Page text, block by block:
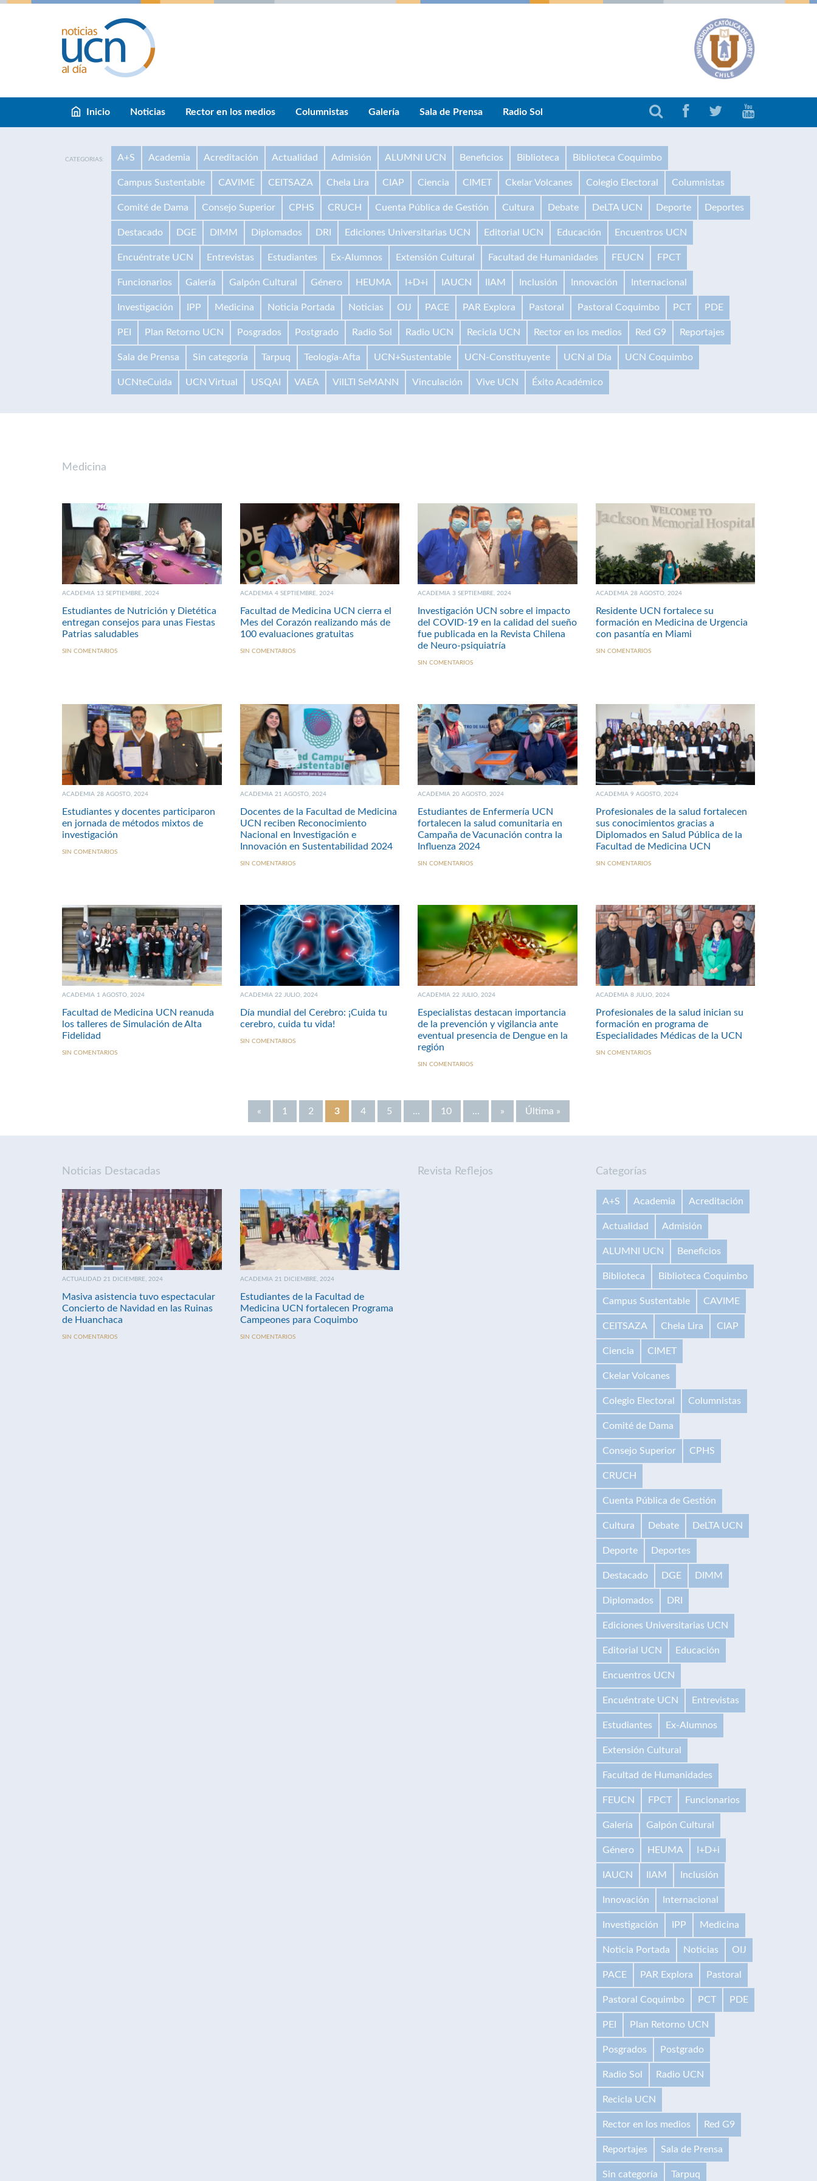
Inicio Noticias Rector en los medios Columnistas Galería Sala de Prensa Radio Sol
CATEGORIAS: A+S Academia Acreditación Actualidad Admisión ALUMNI UCN Beneficios Biblioteca Biblioteca Coquimbo
Campus Sustentable CAVIME CEITSAZA Chela Lira CIAP Ciencia CIMET Ckelar Volcanes Colegio Electoral Columnistas
Comité de Dama Consejo Superior CPHS CRUCH Cuenta Pública de Gestión Cultura Debate DeLTA UCN Deporte Deportes
Destacado DGE DIMM Diplomados DRI Ediciones Universitarias UCN Editorial UCN Educación Encuentros UCN
Encuéntrate UCN Entrevistas Estudiantes Ex-Alumnos Extensión Cultural Facultad de Humanidades FEUCN FPCT
Funcionarios Galería Galpón Cultural Género HEUMA I+D+i IAUCN IIAM Inclusión Innovación Internacional
Investigación IPP Medicina Noticia Portada Noticias OIJ PACE PAR Explora Pastoral Pastoral Coquimbo PCT PDE
PEI Plan Retorno UCN Posgrados Postgrado Radio Sol Radio UCN Recicla UCN Rector en los medios Red G9 Reportajes
Sala de Prensa Sin categoría Tarpuq Teología-Afta UCN+Sustentable UCN-Constituyente UCN al Día UCN Coquimbo
UCNteCuida UCN Virtual USQAI VAEA VilLTI SeMANN Vinculación Vive UCN Éxito Académico
Medicina
ACADEMIA 13 SEPTIEMBRE, 2024
Estudiantes de Nutrición y Dietética
entregan consejos para unas Fiestas
Patrias saludables
SIN COMENTARIOS
ACADEMIA 4 SEPTIEMBRE, 2024
Facultad de Medicina UCN cierra el
Mes del Corazón realizando más de
100 evaluaciones gratuitas
SIN COMENTARIOS
ACADEMIA 3 SEPTIEMBRE, 2024
Investigación UCN sobre el impacto
del COVID-19 en la calidad del sueño
fue publicada en la Revista Chilena
de Neuro-psiquiatría
SIN COMENTARIOS
ACADEMIA 28 AGOSTO, 2024
Residente UCN fortalece su
formación en Medicina de Urgencia
con pasantía en Miami
SIN COMENTARIOS
ACADEMIA 28 AGOSTO, 2024
Estudiantes y docentes participaron
en jornada de métodos mixtos de
investigación
SIN COMENTARIOS
ACADEMIA 21 AGOSTO, 2024
Docentes de la Facultad de Medicina
UCN reciben Reconocimiento
Nacional en Investigación e
Innovación en Sustentabilidad 2024
SIN COMENTARIOS
ACADEMIA 20 AGOSTO, 2024
Estudiantes de Enfermería UCN
fortalecen la salud comunitaria en
Campaña de Vacunación contra la
Influenza 2024
SIN COMENTARIOS
ACADEMIA 9 AGOSTO, 2024
Profesionales de la salud fortalecen
sus conocimientos gracias a
Diplomados en Salud Pública de la
Facultad de Medicina UCN
SIN COMENTARIOS
ACADEMIA 1 AGOSTO, 2024
Facultad de Medicina UCN reanuda
los talleres de Simulación de Alta
Fidelidad
SIN COMENTARIOS
ACADEMIA 22 JULIO, 2024
Día mundial del Cerebro: ¡Cuida tu
cerebro, cuida tu vida!
SIN COMENTARIOS
ACADEMIA 22 JULIO, 2024
Especialistas destacan importancia
de la prevención y vigilancia ante
eventual presencia de Dengue en la
región
SIN COMENTARIOS
ACADEMIA 8 JULIO, 2024
Profesionales de la salud inician su
formación en programa de
Especialidades Médicas de la UCN
SIN COMENTARIOS
« 1 2 3 4 5 ... 10 ... » Última »
Noticias Destacadas
ACTUALIDAD 21 DICIEMBRE, 2024
Masiva asistencia tuvo espectacular
Concierto de Navidad en las Ruinas
de Huanchaca
SIN COMENTARIOS
ACADEMIA 21 DICIEMBRE, 2024
Estudiantes de la Facultad de
Medicina UCN fortalecen Programa
Campeones para Coquimbo
SIN COMENTARIOS
Revista Reflejos Categorías
A+S Academia Acreditación
Actualidad Admisión
ALUMNI UCN Beneficios
Biblioteca Biblioteca Coquimbo
Campus Sustentable CAVIME
CEITSAZA Chela Lira CIAP
Ciencia CIMET
Ckelar Volcanes
Colegio Electoral Columnistas
Comité de Dama
Consejo Superior CPHS
CRUCH
Cuenta Pública de Gestión
Cultura Debate DeLTA UCN
Deporte Deportes
Destacado DGE DIMM
Diplomados DRI
Ediciones Universitarias UCN
Editorial UCN Educación
Encuentros UCN
Encuéntrate UCN Entrevistas
Estudiantes Ex-Alumnos
Extensión Cultural
Facultad de Humanidades
FEUCN FPCT Funcionarios
Galería Galpón Cultural
Género HEUMA I+D+i
IAUCN IIAM Inclusión
Innovación Internacional
Investigación IPP Medicina
Noticia Portada Noticias OIJ
PACE PAR Explora Pastoral
Pastoral Coquimbo PCT PDE
PEI Plan Retorno UCN
Posgrados Postgrado
Radio Sol Radio UCN
Recicla UCN
Rector en los medios Red G9
Reportajes Sala de Prensa
Sin categoría Tarpuq